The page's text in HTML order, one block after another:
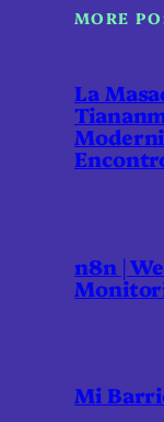
MORE
La
n8n |
Mi